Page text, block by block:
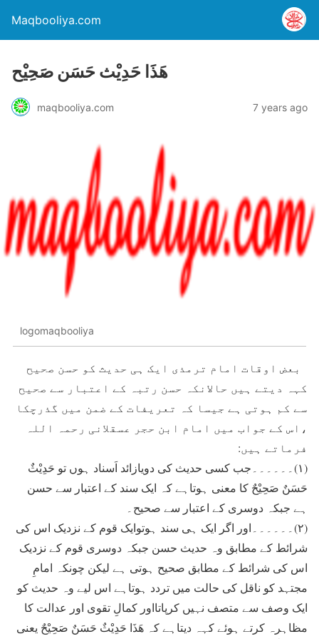
Maqbooliya.com
ھَذَا حَدِیْث حَسَن صَحِیْح
maqbooliya.com 7 years ago
logomaqbooliya
بعض اوقات امام ترمذی ایک ہی حدیث کو حسن صحیح
کہہ دیتے ہیں حالانکہ حسن رتبہ کے اعتبار سے صحیح
سے کم ہوتی ہے جیسا کہ تعریفات کے ضمن میں گذرچکا
،اس کے جواب میں امام ابن حجر عسقلانی رحمہ اللہ
فرماتے ہیں:
(۱)۔۔۔۔۔۔جب کسی حدیث کی دویازائد اَسناد ہوں تو حَدِیْثٌ
حَسَنٌ صَحِیْحٌ کا معنی ہوتاہے کہ ایک سند کے اعتبار سے حسن
ہے جبکہ دوسری کے اعتبار سے صحیح۔
(۲)۔۔۔۔۔۔اور اگر ایک ہی سند ہوتوایک قوم کے نزدیک اس کی
شرائط کے مطابق وہ حدیث حسن جبکہ دوسری قوم کے نزدیک
اس کی شرائط کے مطابق صحیح ہوتی ہے لیکن چونکہ امامِ
مجتہد کو ناقل کی حالت میں تردد ہوتاہے اس لیے وہ حدیث کو
ایک وصف سے متصف نہیں کرپاتااور کمالِ تقوی اور عدالت کا
مظاہرہ کرتے ہوئے کہہ دیتاہے کہ ھَذَا حَدِیْثٌ حَسَنٌ صَحِیْحٌ یعنی